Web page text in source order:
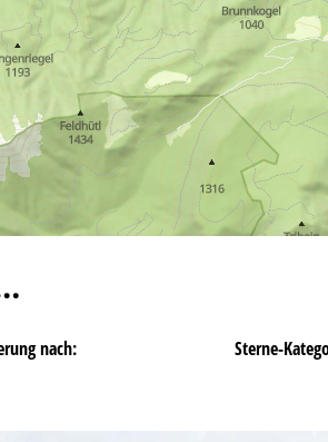
nach: Sterne-